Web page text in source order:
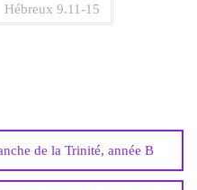
Hébreux 9.11-15
de la Trinité, année B